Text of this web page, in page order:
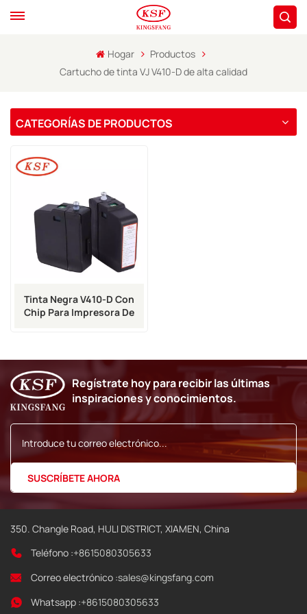
Hogar
Productos
Cartucho de tinta VJ V410-D de alta calidad
CATEGORÍAS DE PRODUCTOS
Tinta Negra V410-D Con
Chip Para Impresora De
Regístrate hoy para recibir las últimas
inspiraciones y conocimientos.
350. Changle Road, HULI DISTRICT, XIAMEN, China
Teléfono :+8615080305633
Correo electrónico :sales@kingsfang.com
Whatsapp :+8615080305633